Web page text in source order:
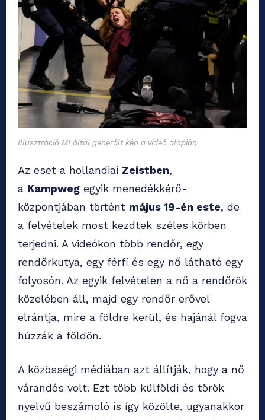
Illusztráció MI által generált kép a videó alapján
Az eset a hollandiai Zeistben,
a Kampweg egyik menedékkérő-
központjában történt május 19-én este, de
a felvételek most kezdtek széles körben
terjedni. A videókon több rendőr, egy
rendőrkutya, egy férfi és egy nő látható egy
folyosón. Az egyik felvételen a nő a rendőrök
közelében áll, majd egy rendőr erővel
elrántja, mire a földre kerül, és hajánál fogva
húzzák a földön.
A közösségi médiában azt állítják, hogy a nő
várandós volt. Ezt több külföldi és török
nyelvű beszámoló is így közölte, ugyanakkor